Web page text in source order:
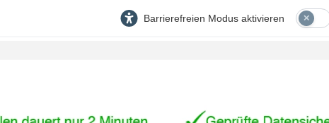
Barrierefreien Modus aktivieren